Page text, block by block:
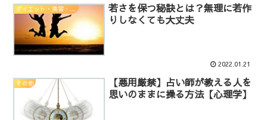
ダイエット・美容・健康
若さを保つ秘訣とは？無理に若作
りしなくても大丈夫
2022.01.21
その他
【悪用厳禁】占い師が教える人を
思いのままに操る方法【心理学】